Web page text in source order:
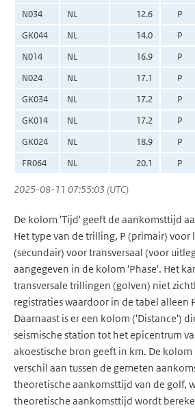
N034
NL 12.6 P
GK044
NL 14.0 P
N014
NL 16.9 P
N024
NL 17.1 P
GK034
NL 17.2 P
GK014
NL 17.2 P
GK024
NL 18.9 P
FR064
NL 20.1 P
2025-08-11 07:55:03 (UTC)
De kolom 'Tijd' geeft de aankomsttijd
Het type van de trilling, P (primair) voor
(secundair) voor transversaal (voor
aangegeven in de kolom 'Phase'. Het
transversale trillingen (golven) niet
registraties waardoor in de tabel alleen
Daarnaast is er een kolom ('Distance')
seismische station tot het epicentrum
akoestische bron geeft in km. De
verschil aan tussen de gemeten
theoretische aankomsttijd van de golf,
theoretische aankomsttijd wordt